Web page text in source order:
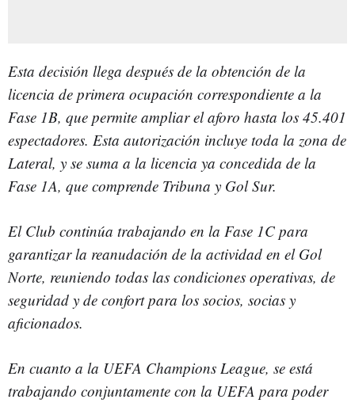
Esta decisión llega después de la obtención de la
licencia de primera ocupación correspondiente a la
Fase 1B, que permite ampliar el aforo hasta los 45.401
espectadores. Esta autorización incluye toda la zona de
Lateral, y se suma a la licencia ya concedida de la
Fase 1A, que comprende Tribuna y Gol Sur.
El Club continúa trabajando en la Fase 1C para
garantizar la reanudación de la actividad en el Gol
Norte, reuniendo todas las condiciones operativas, de
seguridad y de confort para los socios, socias y
aficionados.
En cuanto a la UEFA Champions League, se está
trabajando conjuntamente con la UEFA para poder